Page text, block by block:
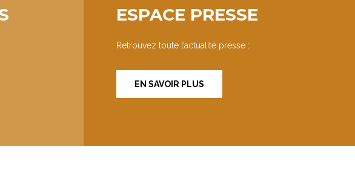
ESPACE PRESSE
Retrouvez toute l’actualité presse :
EN SAVOIR PLUS